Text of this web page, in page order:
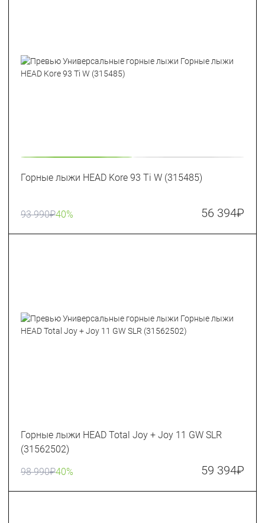
Горные лыжи HEAD Kore 93 Ti W (315485)
93 990₽40% 56 394₽
Горные лыжи HEAD Total Joy + Joy 11 GW SLR
(31562502)
98 990₽40% 59 394₽